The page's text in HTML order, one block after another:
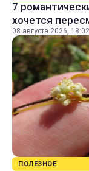
7
хочется
08 августа 2026, 18:02
ПОЛЕЗНОЕ